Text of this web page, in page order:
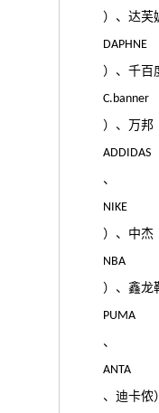
）、达芙
DAPHNE
）、千百
C.banner
）、万邦
ADDIDAS
、
NIKE
）、中杰
NBA
）、鑫龙
PUMA
、
ANTA
、迪卡侬